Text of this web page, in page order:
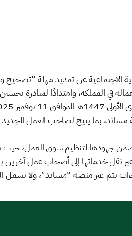
الاجتماعية عن تمديد مهلة
في المملكة، وامتدادًا لمبادرة تحسين
مساند، بما يتيح لصاحب العمل
ضمن جهودها لتنظيم سوق العمل،
نقل خدماتها إلى أصحاب عمل آخرين
يتم عبر منصة “مساند”، ولا تشمل